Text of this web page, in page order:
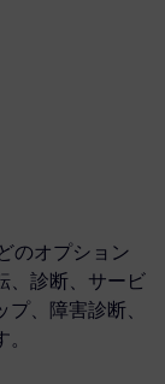
のオプション
、診断、サービ
、障害診断、